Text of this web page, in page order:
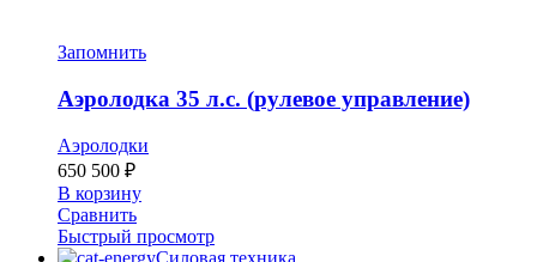
Запомнить
Аэролодка 35 л.с. (рулевое управление)
Аэролодки
650 500 ₽
В корзину
Сравнить
Быстрый просмотр
Силовая техника